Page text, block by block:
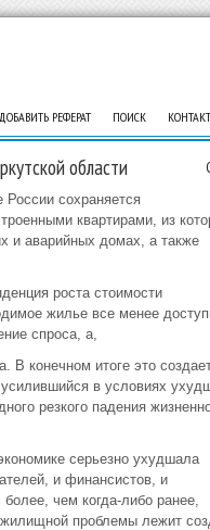
ДОБАВИТЬ РЕФЕРАТ ПОИСК
области
сохраняется
квартирами, из
и аварийных домах, а также
роста стоимости
жилье все менее
спроса, а,
В конечном итоге это
усилившийся в условиях
резкого падения
серьезно ухудшала
и финансистов, и
чем когда-либо ранее,
проблемы лежит